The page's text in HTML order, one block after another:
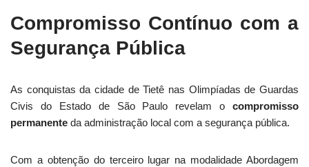
Compromisso Contínuo com a
Segurança Pública
As conquistas da cidade de Tietê nas Olimpíadas de Guardas
Civis do Estado de São Paulo revelam o compromisso
permanente da administração local com a segurança pública.
Com a obtenção do terceiro lugar na modalidade Abordagem